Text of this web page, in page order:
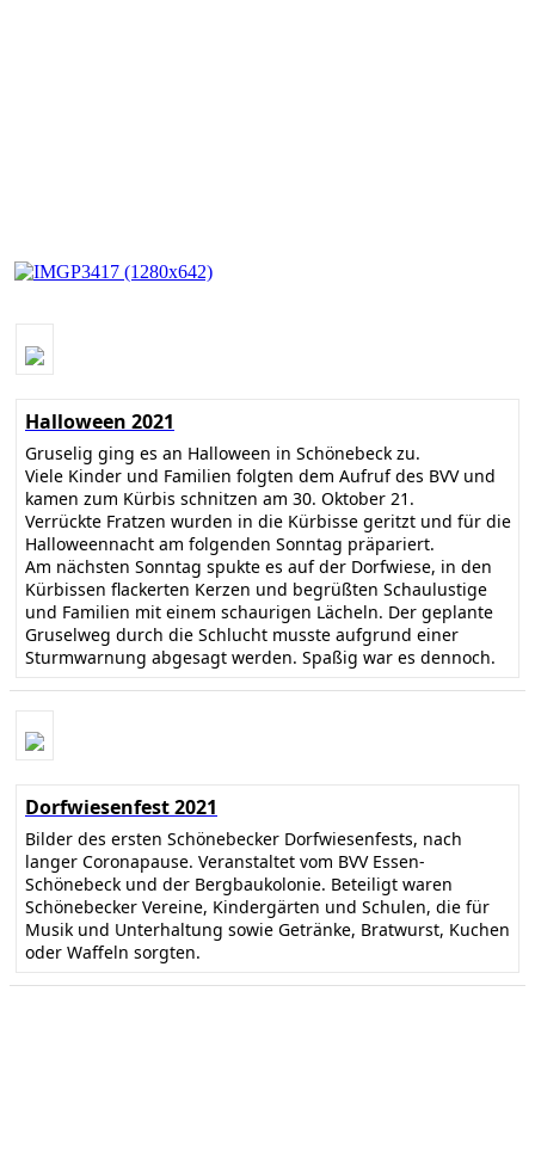
Halloween 2021
Gruselig ging es an Halloween in Schönebeck zu.
Viele Kinder und Familien folgten dem Aufruf des BVV und
kamen zum Kürbis schnitzen am 30. Oktober 21.
Verrückte Fratzen wurden in die Kürbisse geritzt und für die
Halloweennacht am folgenden Sonntag präpariert.
Am nächsten Sonntag spukte es auf der Dorfwiese, in den
Kürbissen flackerten Kerzen und begrüßten Schaulustige
und Familien mit einem schaurigen Lächeln. Der geplante
Gruselweg durch die Schlucht musste aufgrund einer
Sturmwarnung abgesagt werden. Spaßig war es dennoch.
Dorfwiesenfest 2021
Bilder des ersten Schönebecker Dorfwiesenfests, nach
langer Coronapause. Veranstaltet vom BVV Essen-
Schönebeck und der Bergbaukolonie. Beteiligt waren
Schönebecker Vereine, Kindergärten und Schulen, die für
Musik und Unterhaltung sowie Getränke, Bratwurst, Kuchen
oder Waffeln sorgten.